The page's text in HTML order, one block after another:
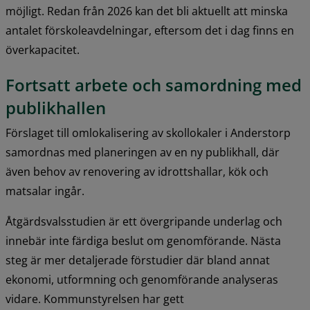
möjligt. Redan från 2026 kan det bli aktuellt att minska
antalet förskoleavdelningar, eftersom det i dag finns en
överkapacitet.
Fortsatt arbete och samordning med
publikhallen
Förslaget till omlokalisering av skollokaler i Anderstorp
samordnas med planeringen av en ny publikhall, där
även behov av renovering av idrottshallar, kök och
matsalar ingår.
Åtgärdsvalsstudien är ett övergripande underlag och
innebär inte färdiga beslut om genomförande. Nästa
steg är mer detaljerade förstudier där bland annat
ekonomi, utformning och genomförande analyseras
vidare. Kommunstyrelsen har gett